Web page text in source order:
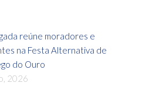
reúne moradores e
na Festa Alternativa de
do Ouro
2026